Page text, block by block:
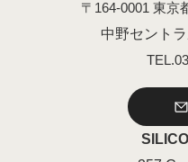
〒164-0001 東京
中野セント